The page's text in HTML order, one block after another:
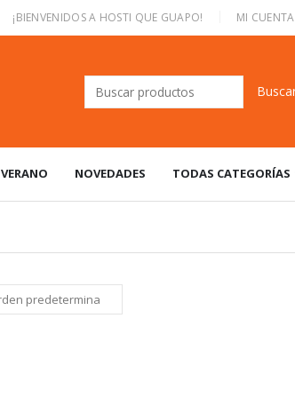
¡BIENVENIDOS A HOSTI QUE GUAPO! MI CUENTA
Buscar:
VERANO NOVEDADES TODAS CATEGORÍAS